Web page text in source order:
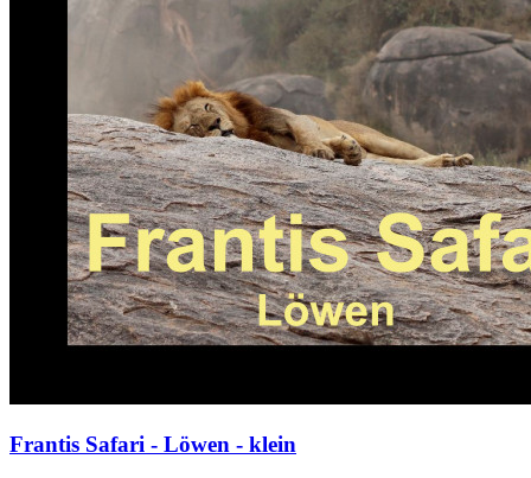
Frantis Safari - Löwen - klein